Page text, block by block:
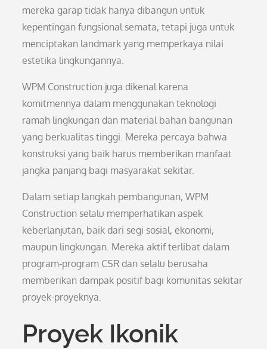
mereka garap tidak hanya dibangun untuk
kepentingan fungsional semata, tetapi juga untuk
menciptakan landmark yang memperkaya nilai
estetika lingkungannya.
WPM Construction juga dikenal karena
komitmennya dalam menggunakan teknologi
ramah lingkungan dan material bahan bangunan
yang berkualitas tinggi. Mereka percaya bahwa
konstruksi yang baik harus memberikan manfaat
jangka panjang bagi masyarakat sekitar.
Dalam setiap langkah pembangunan, WPM
Construction selalu memperhatikan aspek
keberlanjutan, baik dari segi sosial, ekonomi,
maupun lingkungan. Mereka aktif terlibat dalam
program-program CSR dan selalu berusaha
memberikan dampak positif bagi komunitas sekitar
proyek-proyeknya.
Proyek Ikonik